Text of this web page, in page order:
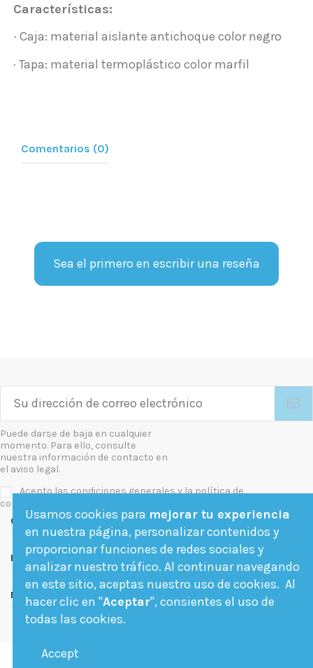
Características:
· Caja: material aislante antichoque color negro
· Tapa: material termoplástico color marfil
Comentarios (0)
Sea el primero en escribir una reseña
Puede darse de baja en cualquier
momento. Para ello, consulte
nuestra información de contacto en
el aviso legal.
Acepto las condiciones generales y la política de
confidencialidad
Contact us
Follow us
Newsletter
Usamos cookies para mejorar tu experiencia
en nuestra página, personalizar contenidos y
proporcionar funciones de redes sociales y
analizar nuestro tráfico. Al continuar navegando
en este sitio, aceptas nuestro uso de cookies. Al
hacer clic en "Aceptar", consientes el uso de
todas las cookies.
Accept